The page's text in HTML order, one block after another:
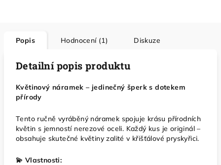
Popis Hodnocení (1) Diskuze
Detailní popis produktu
Květinový náramek – jedinečný šperk s dotekem
přírody
Tento ručně vyráběný náramek spojuje krásu přírodních
květin s jemností nerezové oceli. Každý kus je originál –
obsahuje skutečné květiny zalité v křišťálové pryskyřici.
💫 Vlastnosti: